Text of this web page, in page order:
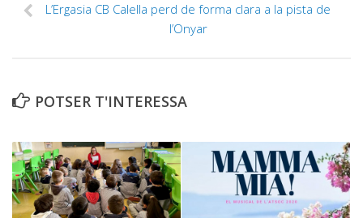
L’Ergasia CB Calella perd de forma clara a la pista de
l’Onyar
POTSER T'INTERESSA